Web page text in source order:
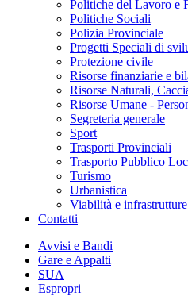
Politiche del Lavoro e
Politiche Sociali
Polizia Provinciale
Progetti Speciali di
Protezione civile
Risorse finanziarie e
Risorse Naturali,
Risorse Umane -
Segreteria generale
Sport
Trasporti Provinciali
Trasporto Pubblico
Turismo
Urbanistica
Viabilità e infrastrutture
Contatti
Avvisi e Bandi
Gare e Appalti
SUA
Espropri